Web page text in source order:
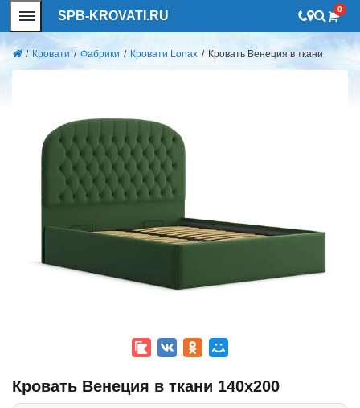
SPB-KROVATI.RU 0
/ Кровати / Фабрики / Кровати Lonax / Кровать Венеция в ткани
Кровать Венеция в ткани 140x200